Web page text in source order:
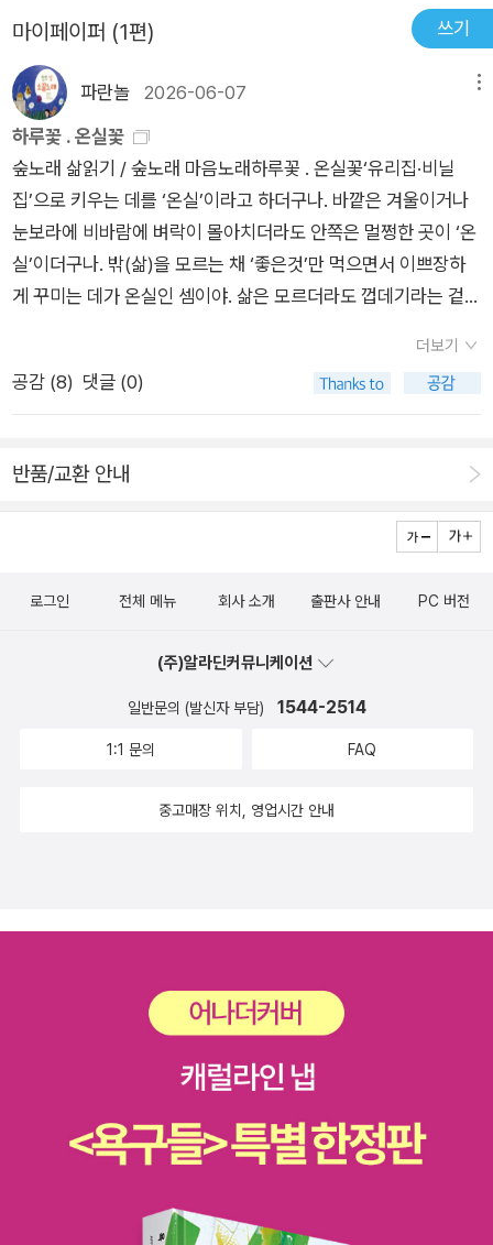
은 가을이 돼서 수련꽃이 다 지는 바람에 몇 개 밖에 보지 못했는
데열대 지역에서는 일 년 내내 수련 꽃을 볼 수 있다고 하네요. 온
실을 다 구경하고 나오자 밖은 춥네요. 이 책을 읽으면서 한 권의
자연관찰 책을 읽은 것처럼 자세한 설명과 세밀한 그림으로 실제
로 보는 듯한 착각을 일으켰어요. 또 직접 갔었던 식물원의 기억
도 떠오르며 책과 함께 접목시겨서 책을 보니이야기거리가 끊이
지 않더라고요. 더 즐거운 책 육아시간이 되었답니다. 다음에 식
물원을 간다면 온실도 꼭 가야겠어요. 제가 점 찍어둔 온실이 있
는데 꼭 이 책을 가지고 가야겠네요. ^^
이었습니다.#식물원온실구경하기#진선아이#진선출판사#식물
그림책#마쓰오카다쓰히데
마이페이퍼 (1편) 쓰기
파란놀 2026-06-07
하루꽃 . 온실꽃
숲노래 삶읽기 / 숲노래 마음노래하루꽃 . 온실꽃‘유리집·비닐
집’으로 키우는 데를 ‘온실’이라고 하더구나. 바깥은 겨울이거나
눈보라에 비바람에 벼락이 몰아치더라도 안쪽은 멀쩡한 곳이 ‘온
실’이더구나. 밖(삶)을 모르는 채 ‘좋은것’만 먹으면서 이쁘장하
게 꾸미는 데가 온실인 셈이야. 삶은 모르더라도 껍데기라는 겉몸
들이 ‘ai·인공지능’에 기대어 손을 안 쓰고 몸을 안 쓰려고들 하더
라. ‘몸’이란 ‘삶’을 보고 듣고 겪고 느끼면서 배우는 곳이기에, 몸
써서 배울 때라야 살아가. 몸을 안 쓰면 삶이 없을 뿐 아니라, 삶
기대는 서울사람”이요, “몸소 밥옷집을 지어서 나눌 줄 모르는
서울사람”이고, “학교는 다니되 스스로 안 배우고 안 익히는 서
울사람”이란다. 너는 길을 그려 볼 수 있을까? ‘온실꽃’은 ‘온
지. ‘밖’이 어떠한지 모르면서 그저 두렵거나 무서워하기 쉬워.
다. 그런데 이제 사람들은 시골도 들숲메도 멀리해. 어쩌다가 시
골이나 들숲메에 놀러가기는 하지만, 시골과 들숲메를 삶터·살림
터·사랑터로 삼을 줄 몰라. 서울사람이 누리는 모든 밥옷집이 시
마음을 못 일으켜. 서울(온실)을 떠나면 죽는다고 두려워하지. 서
‘씨’를 못 맺는 줄 까맣게 몰라. 밖(숲)으로 안 가니까. 2026.5.2
소꿉노래》, 《새로 쓰는 말밑 꾸러미 사전》, 《미래세대를 위한 우
리말과 문해력》, 《들꽃내음 따라 걷다가 작은책집을 보았습니
다》, 《우리말꽃》, 《쉬운 말이 평화》, 《곁말》, 《책숲마실》, 《우리
말 수수께끼 동시》, 《시골에서 살림 짓는 즐거움》, 《이오덕 마음
읽기》을 썼다. blog.naver.com/hbooklove
더보기
공감 (8) 댓글 (0)
반품/교환 안내
로그인 전체 메뉴 회사 소개 출판사 안내 PC 버전
(주)알라딘커뮤니케이션
일반문의 (발신자 부담) 1544-2514
1:1 문의 FAQ
중고매장 위치, 영업시간 안내